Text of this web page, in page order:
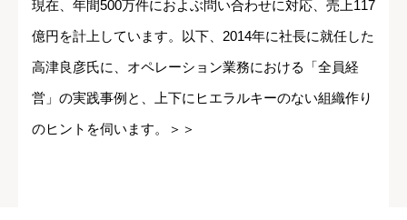
現在、年間500万件におよぶ問い合わせに対応、売上117
億円を計上しています。以下、2014年に社長に就任した
高津良彦氏に、オペレーション業務における「全員経
営」の実践事例と、上下にヒエラルキーのない組織作り
のヒントを伺います。＞＞